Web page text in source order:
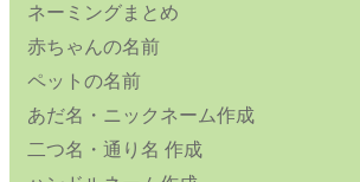
ネーミングまとめ
赤ちゃんの名前
ペットの名前
あだ名・ニックネーム作成
二つ名・通り名 作成